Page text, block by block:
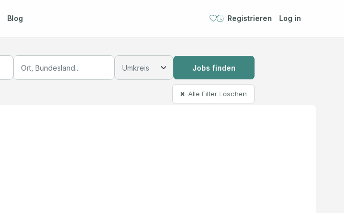
Blog Registrieren Log in
Jobs finden
✖ Alle Filter Löschen